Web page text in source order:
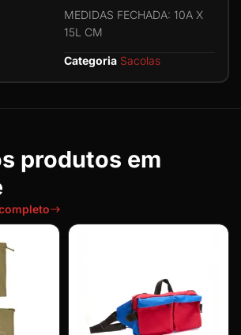
MEDIDAS FECHADA: 10A X
15L CM
Categoria Sacolas
produtos em